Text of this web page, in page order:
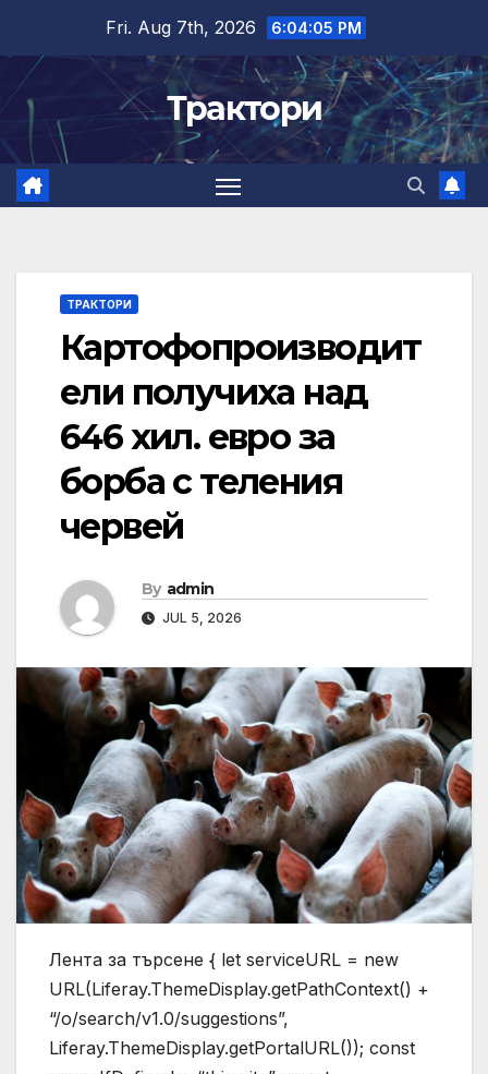
content
Fri. Aug 7th, 2026 6:04:06 PM
Трактори
ТРАКТОРИ
Картофопроизводит
ели получиха над
646 хил. евро за
борба с теления
червей
By admin
JUL 5, 2026
Лента за търсене { let serviceURL = new
URL(Liferay.ThemeDisplay.getPathContext() +
“/o/search/v1.0/suggestions”,
Liferay.ThemeDisplay.getPortalURL()); const